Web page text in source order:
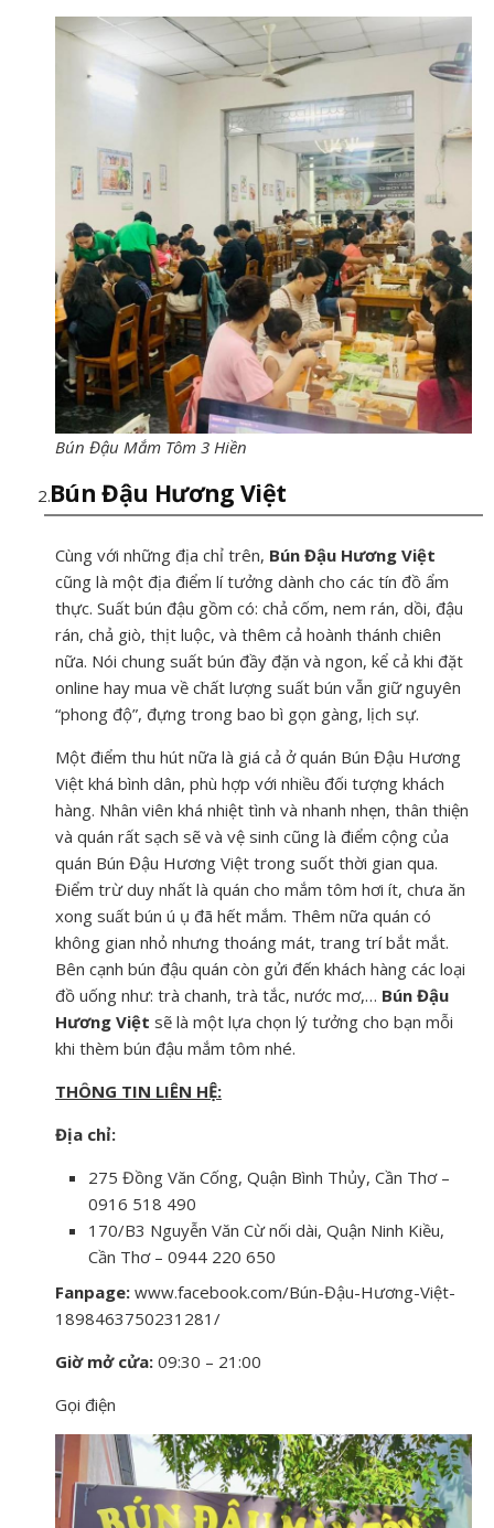
Bún Đậu Mắm Tôm 3 Hiền
Bún Đậu Hương Việt
Cùng với những địa chỉ trên, Bún Đậu Hương Việt
cũng là một địa điểm lí tưởng dành cho các tín đồ ẩm
thực. Suất bún đậu gồm có: chả cốm, nem rán, dồi, đậu
rán, chả giò, thịt luộc, và thêm cả hoành thánh chiên
nữa. Nói chung suất bún đầy đặn và ngon, kể cả khi đặt
online hay mua về chất lượng suất bún vẫn giữ nguyên
“phong độ”, đựng trong bao bì gọn gàng, lịch sự.
Một điểm thu hút nữa là giá cả ở quán Bún Đậu Hương
Việt khá bình dân, phù hợp với nhiều đối tượng khách
hàng. Nhân viên khá nhiệt tình và nhanh nhẹn, thân thiện
và quán rất sạch sẽ và vệ sinh cũng là điểm cộng của
quán Bún Đậu Hương Việt trong suốt thời gian qua.
Điểm trừ duy nhất là quán cho mắm tôm hơi ít, chưa ăn
xong suất bún ú ụ đã hết mắm. Thêm nữa quán có
không gian nhỏ nhưng thoáng mát, trang trí bắt mắt.
Bên cạnh bún đậu quán còn gửi đến khách hàng các loại
đồ uống như: trà chanh, trà tắc, nước mơ,… Bún Đậu
Hương Việt sẽ là một lựa chọn lý tưởng cho bạn mỗi
khi thèm bún đậu mắm tôm nhé.
THÔNG TIN LIÊN HỆ:
Địa chỉ:
275 Đồng Văn Cống, Quận Bình Thủy, Cần Thơ –
0916 518 490
170/B3 Nguyễn Văn Cừ nối dài, Quận Ninh Kiều,
Cần Thơ – 0944 220 650
Fanpage: www.facebook.com/Bún-Đậu-Hương-Việt-
1898463750231281/
Giờ mở cửa: 09:30 – 21:00
Gọi điện